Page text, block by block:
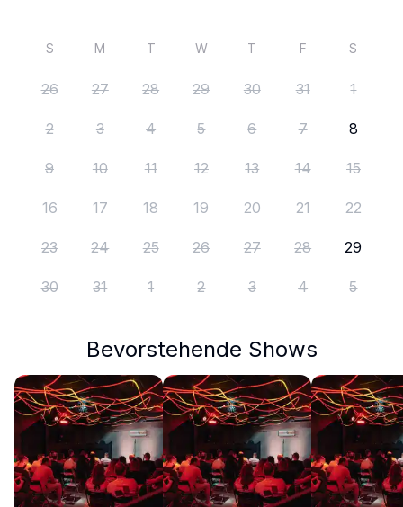
S M T W T F S
26 27 28 29 30 31 1
2 3 4 5 6 7 8
9 10 11 12 13 14 15
16 17 18 19 20 21 22
23 24 25 26 27 28 29
30 31 1 2 3 4 5
Bevorstehende Shows